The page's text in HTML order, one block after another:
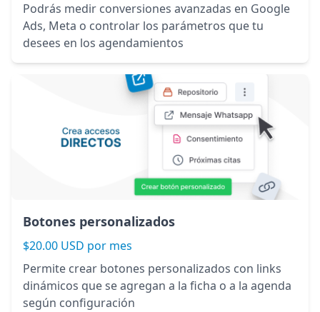
Podrás medir conversiones avanzadas en Google
Ads, Meta o controlar los parámetros que tu
desees en los agendamientos
Botones personalizados
$20.00 USD por mes
Permite crear botones personalizados con links
dinámicos que se agregan a la ficha o a la agenda
según configuración